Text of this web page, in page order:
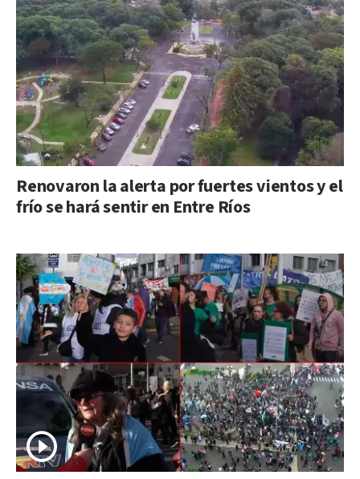
Renovaron la alerta por fuertes vientos y el
frío se hará sentir en Entre Ríos